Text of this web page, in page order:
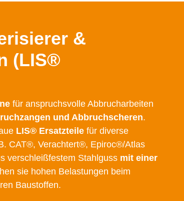
&
(LIS®
für anspruchsvolle Abbrucharbeiten
und Abbruchscheren.
LIS® Ersatzteile für diverse
CAT®, Verachtert®, Epiroc®/Atlas
verschleißfestem Stahlguss mit einer
sie hohen Belastungen beim
Baustoffen.